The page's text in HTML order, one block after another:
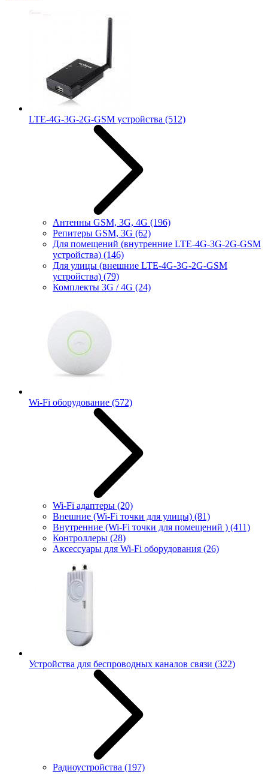
LTE-4G-3G-2G-GSM устройства (512)
Антенны GSM, 3G, 4G (196)
Репитеры GSM, 3G (62)
Для помещений (внутренние LTE-4G-3G-2G-GSM
устройства) (146)
Для улицы (внешние LTE-4G-3G-2G-GSM
устройства) (79)
Комплекты 3G / 4G (24)
Wi-Fi оборудование (572)
Wi-Fi адаптеры (20)
Внешние (Wi-Fi точки для улицы) (81)
Внутренние (Wi-Fi точки для помещений ) (411)
Контроллеры (28)
Аксессуары для Wi-Fi оборудования (26)
Устройства для беспроводных каналов связи (322)
Радиоустройства (197)